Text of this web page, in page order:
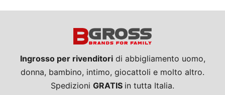
Ingrosso per rivenditoridi abbigliamento uomo,
donna, bambino, intimo, giocattoli e molto altro.
Spedizioni GRATIS in tutta Italia.